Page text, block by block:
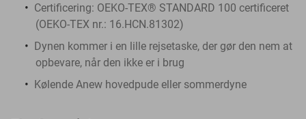
Certificering: OEKO-TEX® STANDARD 100 certificeret
(OEKO-TEX nr.: 16.HCN.81302)
Dynen kommer i en lille rejsetaske, der gør den nem at
opbevare, når den ikke er i brug
Kølende Anew hovedpude eller sommerdyne